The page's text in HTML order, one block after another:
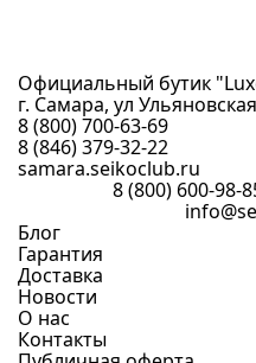
Официальный бутик
г. Самара, ул
8 (800) 700-63-69
8 (846) 379-32-22
samara.seikoclub.ru
8 (800) 600-98-
Блог
Гарантия
Доставка
Новости
О нас
Контакты